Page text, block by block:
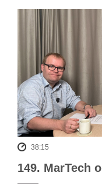
38:15
149. MarTech